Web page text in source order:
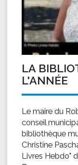
LA
L'ANNÉE
Le maire du
conseil
bibliothèque
Christine
Livres Hebdo"